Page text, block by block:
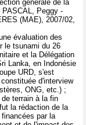
générale de la
PASCAL, Peggy -
(MAE), 2007/02,
évaluation des
le tsunami du 26
et la Délégation
Lanka, en Indonésie
URD, s'est
d'interview
ONG, etc.) ;
terrain à la fin
la rédaction de la
par la